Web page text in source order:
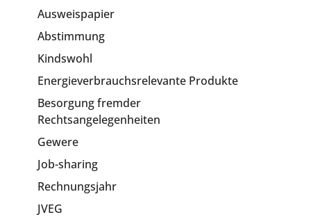
Ausweispapier
Abstimmung
Kindswohl
Energieverbrauchsrelevante Produkte
Besorgung fremder
Rechtsangelegenheiten
Gewere
Job-sharing
Rechnungsjahr
JVEG